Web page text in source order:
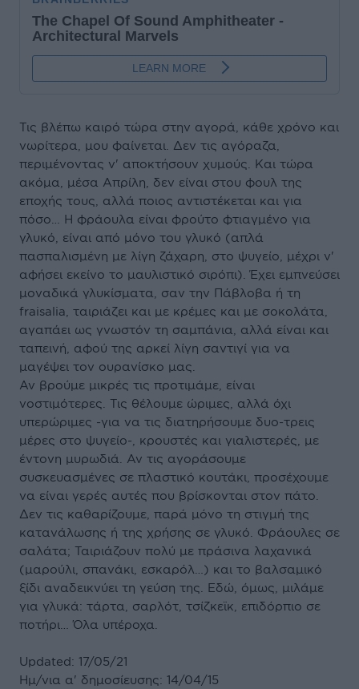
Τις βλέπω καιρό τώρα στην αγορά, κάθε χρόνο και
νωρίτερα, μου φαίνεται. Δεν τις αγόραζα,
περιμένοντας ν' αποκτήσουν χυμούς. Και τώρα
ακόμα, μέσα Απρίλη, δεν είναι στου φουλ της
εποχής τους, αλλά ποιος αντιστέκεται και για
πόσο… Η φράουλα είναι φρούτο φτιαγμένο για
γλυκό, είναι από μόνο του γλυκό (απλά
πασπαλισμένη με λίγη ζάχαρη, στο ψυγείο, μέχρι ν'
αφήσει εκείνο το μαυλιστικό σιρόπι). Έχει εμπνεύσει
μοναδικά γλυκίσματα, σαν την Πάβλοβα ή τη
fraisalia, ταιριάζει και με κρέμες και με σοκολάτα,
αγαπάει ως γνωστόν τη σαμπάνια, αλλά είναι και
ταπεινή, αφού της αρκεί λίγη σαντιγί για να
μαγέψει τον ουρανίσκο μας.
Αν βρούμε μικρές τις προτιμάμε, είναι
νοστιμότερες. Τις θέλουμε ώριμες, αλλά όχι
υπερώριμες -για να τις διατηρήσουμε δυο-τρεις
μέρες στο ψυγείο-, κρουστές και γιαλιστερές, με
έντονη μυρωδιά. Αν τις αγοράσουμε
συσκευασμένες σε πλαστικό κουτάκι, προσέχουμε
να είναι γερές αυτές που βρίσκονται στον πάτο.
Δεν τις καθαρίζουμε, παρά μόνο τη στιγμή της
κατανάλωσης ή της χρήσης σε γλυκό. Φράουλες σε
σαλάτα; Ταιριάζουν πολύ με πράσινα λαχανικά
(μαρούλι, σπανάκι, εσκαρόλ…) και το βαλσαμικό
ξίδι αναδεικνύει τη γεύση της. Εδώ, όμως, μιλάμε
για γλυκά: τάρτα, σαρλότ, τσίζκεϊκ, επιδόρπιο σε
ποτήρι… Όλα υπέροχα.
Updated: 17/05/21
Ημ/νια α' δημοσίευσης: 14/04/15